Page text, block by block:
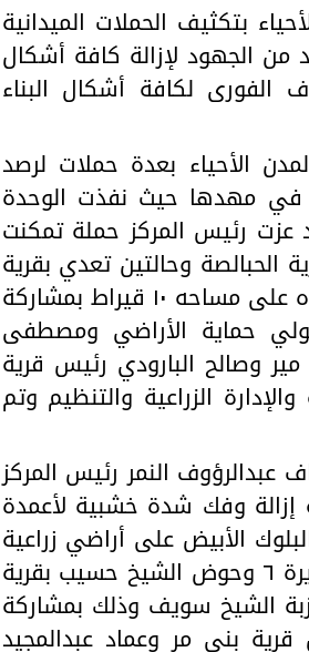
بتكثيف الحملات الميدانية
من الجهود لإزالة كافة أشكال
الفورى لكافة أشكال البناء
الأحياء بعدة حملات لرصد
في مهدها حيث نفذت الوحدة
عزت رئيس المركز حملة تمكنت
منها ٥ حالات تعدي بقرية الحبالصة وحالتين تعدي بقرية
التتالية عباره عن ردم اساسات وقواعد وإزالة بناء وأعمده على مساحه ١٠ قيراط بمشاركة
حماية الأراضي ومصطفى
وصالح البارودي رئيس قرية
الزراعية والتنظيم وتم
عبدالرؤوف النمر رئيس المركز
تعدي منها حالة إزالة وفك شدة خشبية لأعمدة
زيد وإزالة 5 حالات تعدي بالبلوك الأبيض على أراضي زراعية
وردم قواعد على مساحة نصف قيراط تقريبا بحوض الجزيرة ٦ وحوض الشيخ حسيب بقرية
الشيخ سويف وذلك بمشاركة
بني مر وعماد عبدالمجيد